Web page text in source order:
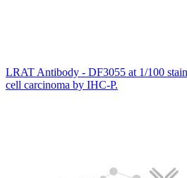
LRAT Antibody - DF3055 at 1/100
cell carcinoma by IHC-P.